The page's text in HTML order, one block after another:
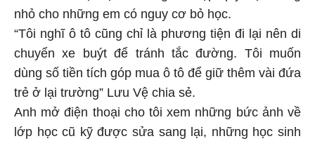
nhỏ cho những em có nguy cơ bỏ học.
“Tôi nghĩ ô tô cũng chỉ là phương tiện đi lại nên di
chuyển xe buýt để tránh tắc đường. Tôi muốn
dùng số tiền tích góp mua ô tô để giữ thêm vài đứa
trẻ ở lại trường” Lưu Vệ chia sẻ.
Anh mở điện thoại cho tôi xem những bức ảnh về
lớp học cũ kỹ được sửa sang lại, những học sinh